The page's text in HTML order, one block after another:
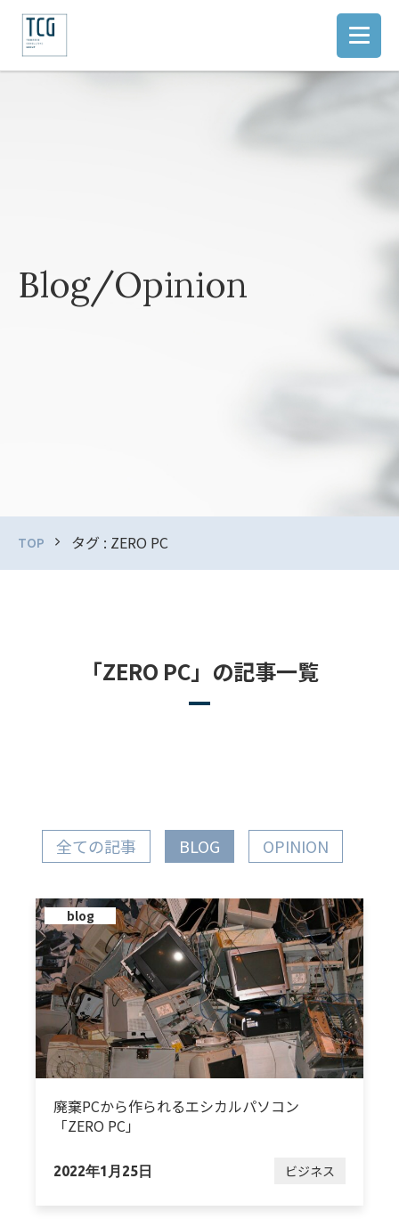
Blog/Opinion
TOP タグ : ZERO PC
「ZERO PC」の記事一覧
全ての記事 BLOG OPINION
blog
廃棄PCから作られるエシカルパソコン
「ZERO PC」
2022年1月25日 ビジネス